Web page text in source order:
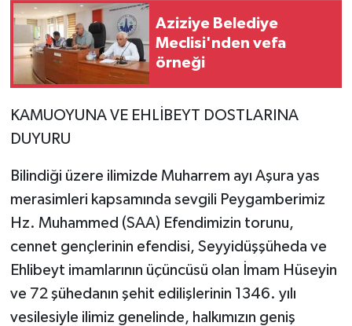
Aziziye Belediye
Meclisi'nden vefa
örneği
KAMUOYUNA VE EHLİBEYT DOSTLARINA
DUYURU
Bilindiği üzere ilimizde Muharrem ayı Aşura yas
merasimleri kapsamında sevgili Peygamberimiz
Hz. Muhammed (SAA) Efendimizin torunu,
cennet gençlerinin efendisi, Seyyidüşşüheda ve
Ehlibeyt imamlarının üçüncüsü olan İmam Hüseyin
ve 72 şühedanın şehit edilişlerinin 1346. yılı
vesilesiyle ilimiz genelinde, halkımızın geniş